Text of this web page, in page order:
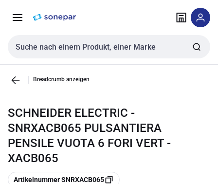
NavigationInhalt
Sucheingabe
Breadcrumb anzeigen
SCHNEIDER ELECTRIC -
SNRXACB065 PULSANTIERA
PENSILE VUOTA 6 FORI VERT -
XACB065
Kopieren
Artikelnummer SNRXACB065